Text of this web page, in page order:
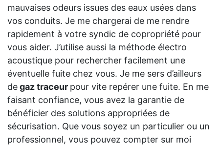
mauvaises odeurs issues des eaux usées dans
vos conduits. Je me chargerai de me rendre
rapidement à votre syndic de copropriété pour
vous aider. J’utilise aussi la méthode électro
acoustique pour rechercher facilement une
éventuelle fuite chez vous. Je me sers d’ailleurs
degaz traceur pour vite repérer une fuite. En me
faisant confiance, vous avez la garantie de
bénéficier des solutions appropriées de
sécurisation. Que vous soyez un particulier ou un
professionnel, vous pouvez compter sur moi